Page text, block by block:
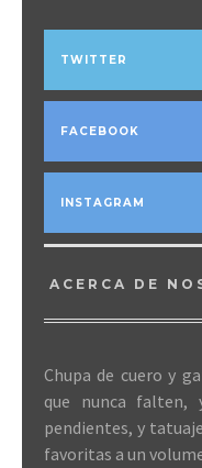
TWITTER
FACEBOOK
INSTAGRAM
ACERCA DE
Chupa de cuero y
que nunca falten,
pendientes, y
favoritas a un